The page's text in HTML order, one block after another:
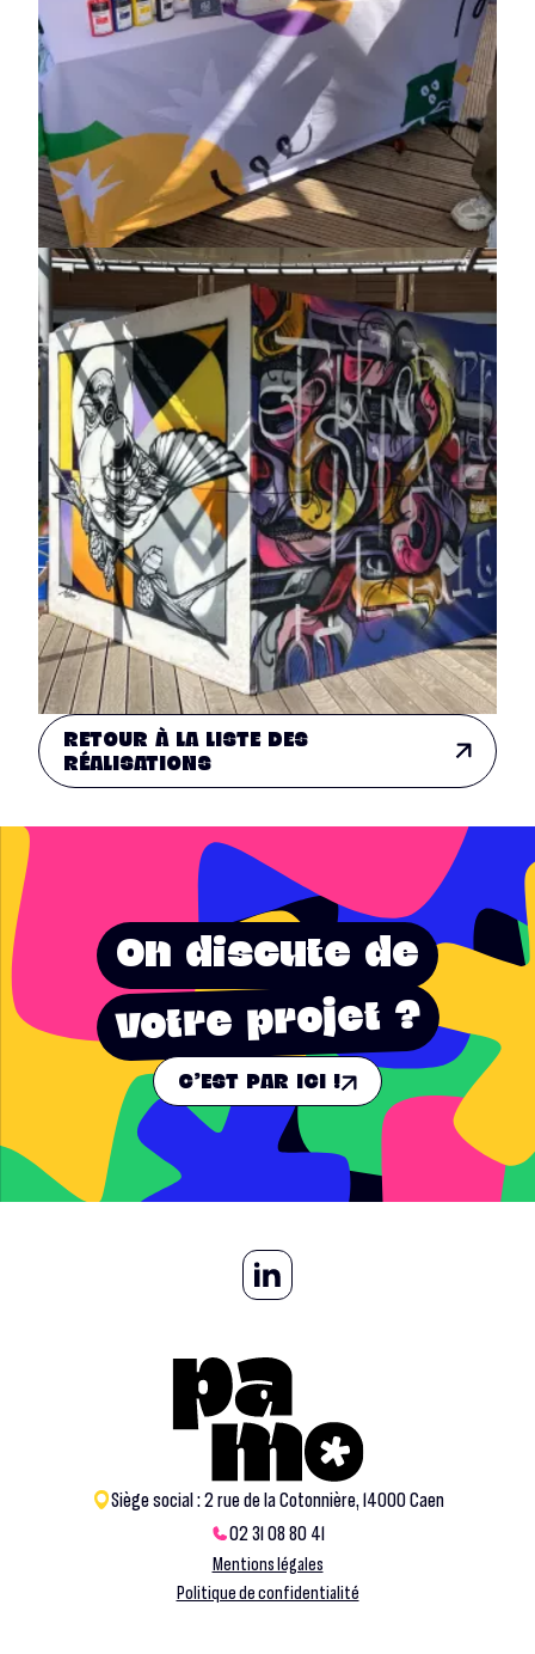
RETOUR À LA LISTE DES
RÉALISATIONS
On discute de
votre projet ?
C'EST PAR ICI !
Siège social : 2 rue de la Cotonnière, 14000 Caen
02 31 08 80 41
Mentions légales
Politique de confidentialité